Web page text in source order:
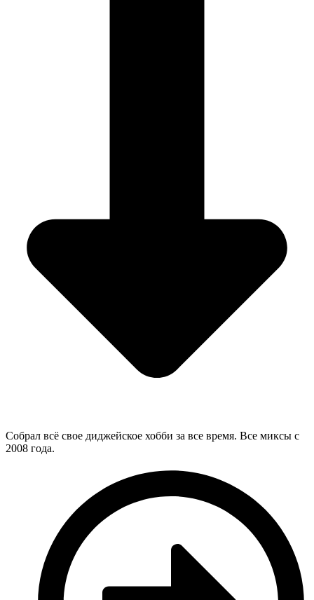
Собрал всё свое диджейское хобби за все время. Все миксы с
2008 года.